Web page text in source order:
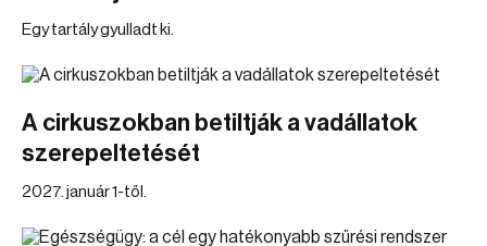
Egy tartály gyulladt ki.
A cirkuszokban betiltják a vadállatok
szerepeltetését
2027. január 1-től.